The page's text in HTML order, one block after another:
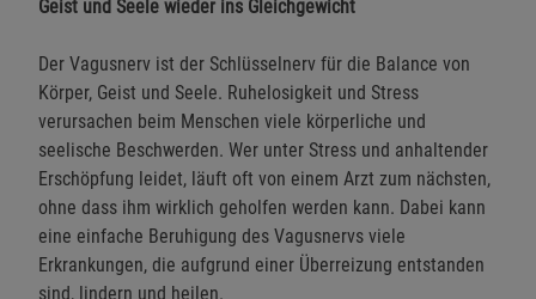
Geist und Seele wieder ins Gleichgewicht
Der Vagusnerv ist der Schlüsselnerv für die Balance von
Körper, Geist und Seele. Ruhelosigkeit und Stress
verursachen beim Menschen viele körperliche und
seelische Beschwerden. Wer unter Stress und anhaltender
Erschöpfung leidet, läuft oft von einem Arzt zum nächsten,
ohne dass ihm wirklich geholfen werden kann. Dabei kann
eine einfache Beruhigung des Vagusnervs viele
Erkrankungen, die aufgrund einer Überreizung entstanden
sind, lindern und heilen.